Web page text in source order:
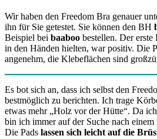
Wir haben den Freedom Bra genauer
ihn für Sie getestet. Sie können den BH
Beispiel bei baaboo bestellen. Der
in den Händen hielten, war positiv. Die
angenehm, die Klebeflächen sind
Es bot sich an, dass ich selbst den
bestmöglich zu berichten. Ich trage
etwas mehr „Holz vor der Hütte“. Da
bin ich immer auf der Suche nach
Die Pads lassen sich leicht auf die